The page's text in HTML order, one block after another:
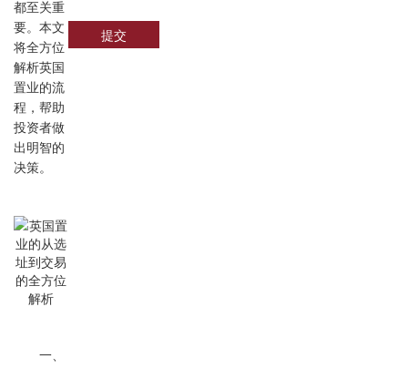
都至关重
要。本文
将全方位
解析英国
置业的流
程，帮助
投资者做
出明智的
决策。
一、
提交